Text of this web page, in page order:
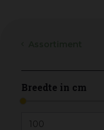
Breedte in cm